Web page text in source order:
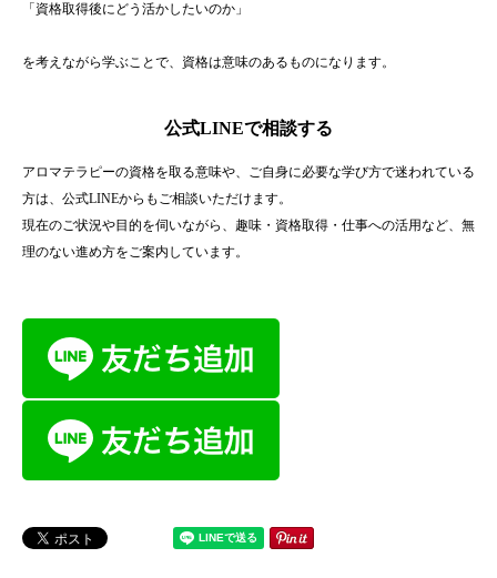
「資格取得後にどう活かしたいのか」
を考えながら学ぶことで、資格は意味のあるものになります。
公式LINEで相談する
アロマテラピーの資格を取る意味や、ご自身に必要な学び方で迷われている
方は、公式LINEからもご相談いただけます。
現在のご状況や目的を伺いながら、趣味・資格取得・仕事への活用など、無
理のない進め方をご案内しています。